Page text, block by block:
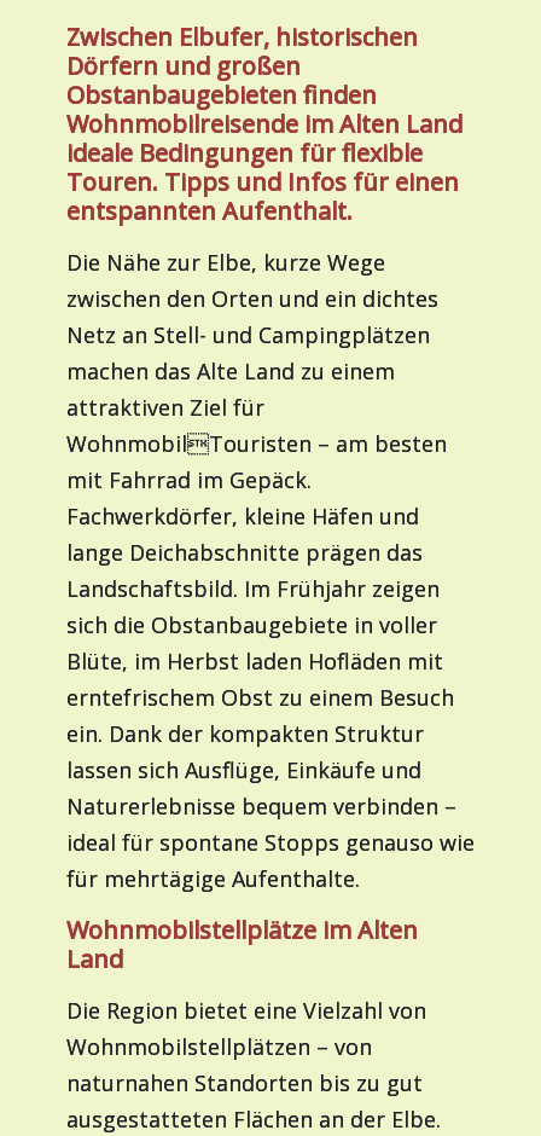
Zwischen Elbufer, historischen
Dörfern und großen
Obstanbaugebieten finden
Wohnmobilreisende im Alten Land
ideale Bedingungen für flexible
Touren. Tipps und Infos für einen
entspannten Aufenthalt.
Die Nähe zur Elbe, kurze Wege
zwischen den Orten und ein dichtes
Netz an Stell- und Campingplätzen
machen das Alte Land zu einem
attraktiven Ziel für
WohnmobilTouristen – am besten
mit Fahrrad im Gepäck.
Fachwerkdörfer, kleine Häfen und
lange Deichabschnitte prägen das
Landschaftsbild. Im Frühjahr zeigen
sich die Obstanbaugebiete in voller
Blüte, im Herbst laden Hofläden mit
erntefrischem Obst zu einem Besuch
ein. Dank der kompakten Struktur
lassen sich Ausflüge, Einkäufe und
Naturerlebnisse bequem verbinden –
ideal für spontane Stopps genauso wie
für mehrtägige Aufenthalte.
Wohnmobilstellplätze im Alten
Land
Die Region bietet eine Vielzahl von
Wohnmobilstellplätzen – von
naturnahen Standorten bis zu gut
ausgestatteten Flächen an der Elbe.